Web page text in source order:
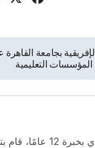
بجامعة القاهرة
التعليمية
محرر اقتصادي